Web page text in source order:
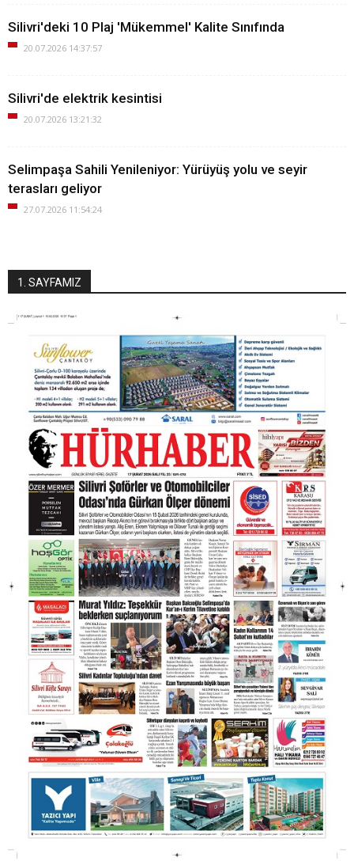
Silivri'deki 10 Plaj 'Mükemmel' Kalite Sınıfında
20.07.2026 14:37:57
Silivri'de elektrik kesintisi
20.07.2026 13:21:32
Selimpaşa Sahili Yenileniyor: Yürüyüş yolu ve seyir
terasları geliyor
27.07.2026 11:54:24
1. SAYFAMIZ